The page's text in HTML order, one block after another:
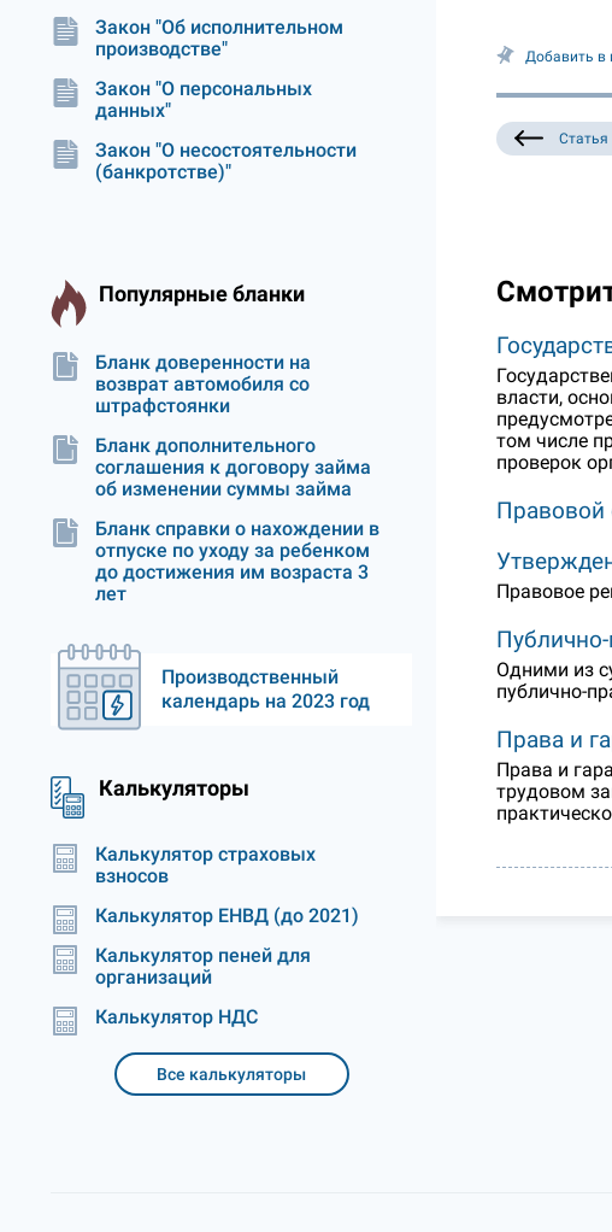
Закон "Об исполнительном
производстве"
Закон "О персональных
данных"
Закон "О несостоятельности
(банкротстве)"
Популярные бланки
Бланк доверенности на
возврат автомобиля со
штрафстоянки
Бланк дополнительного
соглашения к договору займа
об изменении суммы займа
Бланк справки о нахождении в
отпуске по уходу за ребенком
до достижения им возраста 3
лет
Производственный
календарь на 2023 год
Калькуляторы
Калькулятор страховых
взносов
Калькулятор ЕНВД (до 2021)
Калькулятор пеней для
организаций
Калькулятор НДС
Все калькуляторы
Добавить в
Статья
власти,
том числе
проверок
Правовой
Правовое
Одними из
публично-
Права и
Права и
трудовом